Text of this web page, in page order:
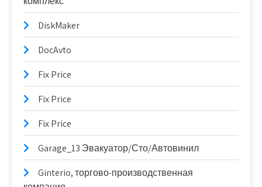
DiskMaker
DocAvto
Fix Price
Fix Price
Fix Price
Garage_13 Эвакуатор/Сто/Автовинил
Ginterio, торгово-производственная